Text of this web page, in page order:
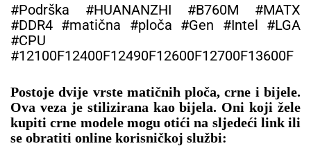
#Podrška #HUANANZHI #B760M #MATX
#DDR4 #matična #ploča #Gen #Intel #LGA
#CPU
#12100F12400F12490F12600F12700F13600F
Postoje dvije vrste matičnih ploča, crne i bijele.
Ova veza je stilizirana kao bijela. Oni koji žele
kupiti crne modele mogu otići na sljedeći link ili
se obratiti online korisničkoj službi: